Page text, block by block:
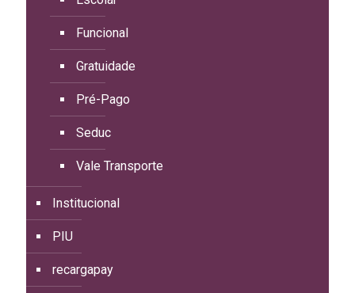
Funcional
Gratuidade
Pré-Pago
Seduc
Vale Transporte
Institucional
PIU
recargapay